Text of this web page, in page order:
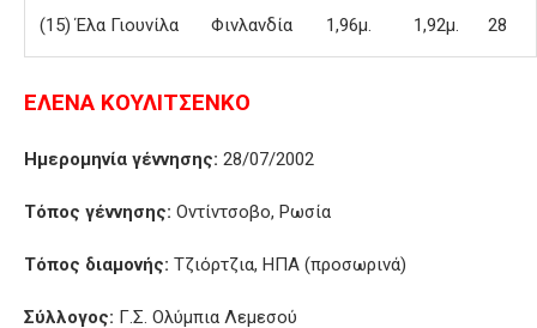
(15) Έλα Γιουνίλα Φινλανδία 1,96μ. 1,92μ. 28
ΕΛΕΝΑ ΚΟΥΛΙΤΣΕΝΚΟ
Ημερομηνία γέννησης: 28/07/2002
Τόπος γέννησης: Οντίντσοβο, Ρωσία
Τόπος διαμονής: Τζιόρτζια, ΗΠΑ (προσωρινά)
Σύλλογος: Γ.Σ. Ολύμπια Λεμεσού